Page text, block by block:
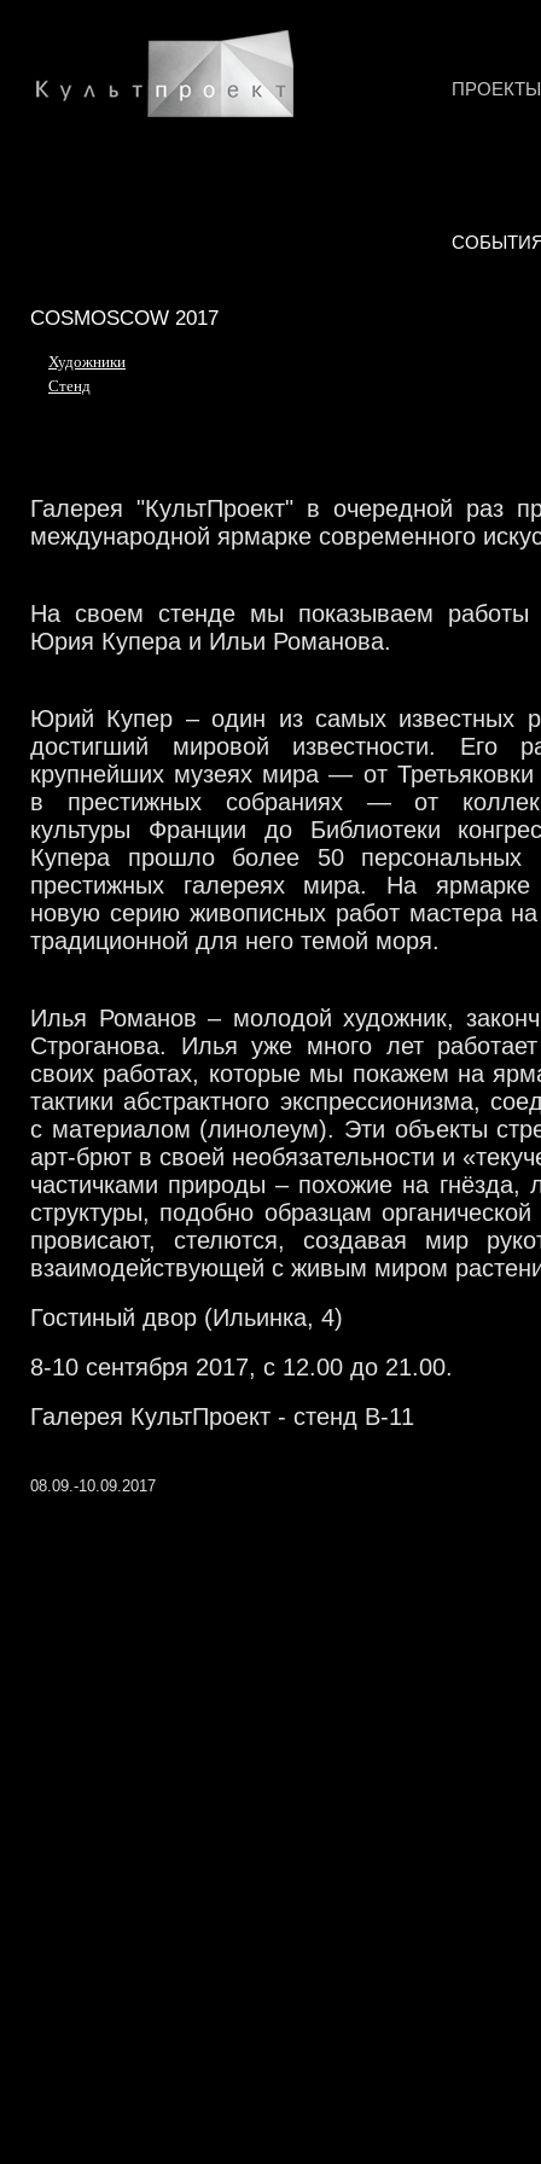
ПРОЕКТЫ
COSMOSCOW 2017
Художники
Стенд
Галерея "КультПроект" в очередной раз
международной ярмарке современного
На своем стенде мы показываем работы
Юрия Купера и Ильи Романова.
Юрий Купер – один из самых известных
достигший мировой известности. Его
крупнейших музеях мира — от
в престижных собраниях — от
культуры Франции до Библиотеки
Купера прошло более 50 персональных
престижных галереях мира. На
новую серию живописных работ мастера
традиционной для него темой моря.
Илья Романов – молодой художник,
Строганова. Илья уже много лет
своих работах, которые мы покажем на
тактики абстрактного экспрессионизма,
с материалом (линолеум). Эти объекты
арт-брют в своей необязательности и
частичками природы – похожие на гнёзда,
структуры, подобно образцам
провисают, стелются, создавая мир
взаимодействующей с живым миром
Гостиный двор (Ильинка, 4)
8-10 сентября 2017, с 12.00 до 21.00.
Галерея КультПроект - стенд B-11
08.09.-10.09.2017